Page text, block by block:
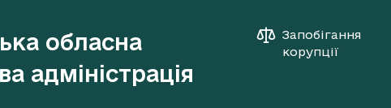
обласна
адміністрація
Запобігання
корупції